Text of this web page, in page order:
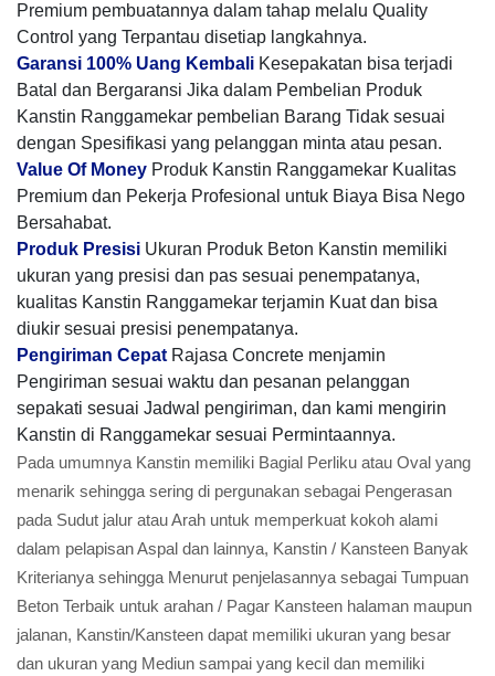
Premium pembuatannya dalam tahap melalu Quality
Control yang Terpantau disetiap langkahnya.
Garansi 100% Uang Kembali Kesepakatan bisa terjadi
Batal dan Bergaransi Jika dalam Pembelian Produk
Kanstin Ranggamekar pembelian Barang Tidak sesuai
dengan Spesifikasi yang pelanggan minta atau pesan.
Value Of Money Produk Kanstin Ranggamekar Kualitas
Premium dan Pekerja Profesional untuk Biaya Bisa Nego
Bersahabat.
Produk Presisi Ukuran Produk Beton Kanstin memiliki
ukuran yang presisi dan pas sesuai penempatanya,
kualitas Kanstin Ranggamekar terjamin Kuat dan bisa
diukir sesuai presisi penempatanya.
Pengiriman Cepat Rajasa Concrete menjamin
Pengiriman sesuai waktu dan pesanan pelanggan
sepakati sesuai Jadwal pengiriman, dan kami mengirin
Kanstin di Ranggamekar sesuai Permintaannya.
Pada umumnya Kanstin memiliki Bagial Perliku atau Oval yang
menarik sehingga sering di pergunakan sebagai Pengerasan
pada Sudut jalur atau Arah untuk memperkuat kokoh alami
dalam pelapisan Aspal dan lainnya, Kanstin / Kansteen Banyak
Kriterianya sehingga Menurut penjelasannya sebagai Tumpuan
Beton Terbaik untuk arahan / Pagar Kansteen halaman maupun
jalanan, Kanstin/Kansteen dapat memiliki ukuran yang besar
dan ukuran yang Mediun sampai yang kecil dan memiliki